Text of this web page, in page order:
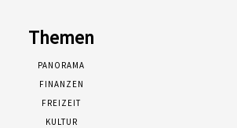
Themen
PANORAMA
FINANZEN
FREIZEIT
KULTUR